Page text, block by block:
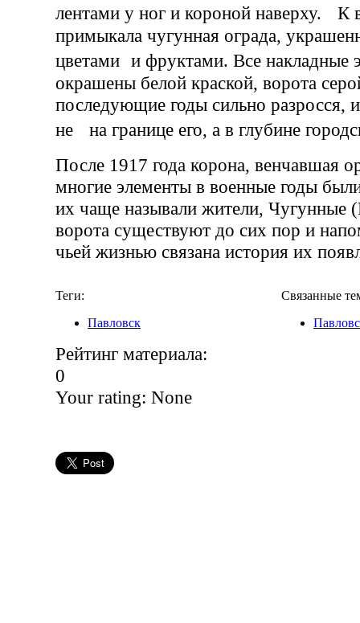
лентами у ног и короной наверху. К
примыкала чугунная ограда,
цветами и фруктами. Все накладные
окрашены белой краской, ворота
последующие годы сильно разросся,
не на границе его, а в глубине
После 1917 года корона, венчавшая
многие элементы в военные годы
их чаще называли жители, Чугунные
ворота существуют до сих пор и
чьей жизнью связана история их
Теги:
Павловск
Связанные
Рейтинг материала:
0
Your rating: None